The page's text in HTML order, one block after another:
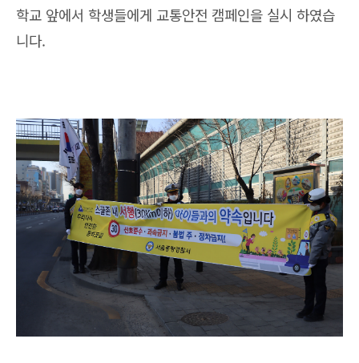
학교 앞에서 학생들에게 교통안전 캠페인을 실시 하였습
니다.